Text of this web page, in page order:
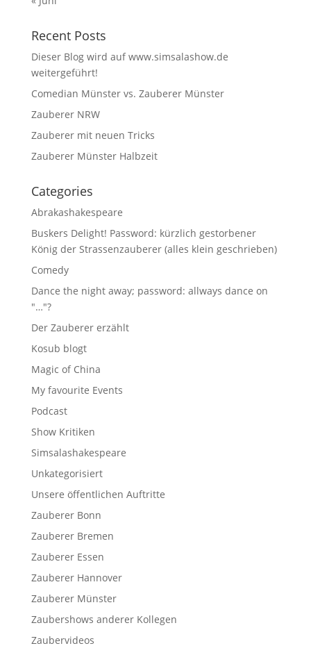
Recent Posts
Dieser Blog wird auf www.simsalashow.de
weitergeführt!
Comedian Münster vs. Zauberer Münster
Zauberer NRW
Zauberer mit neuen Tricks
Zauberer Münster Halbzeit
Categories
Abrakashakespeare
Buskers Delight! Password: kürzlich gestorbener
König der Strassenzauberer (alles klein geschrieben)
Comedy
Dance the night away; password: allways dance on
"…"?
Der Zauberer erzählt
Kosub blogt
Magic of China
My favourite Events
Podcast
Show Kritiken
Simsalashakespeare
Unkategorisiert
Unsere öffentlichen Auftritte
Zauberer Bonn
Zauberer Bremen
Zauberer Essen
Zauberer Hannover
Zauberer Münster
Zaubershows anderer Kollegen
Zaubervideos